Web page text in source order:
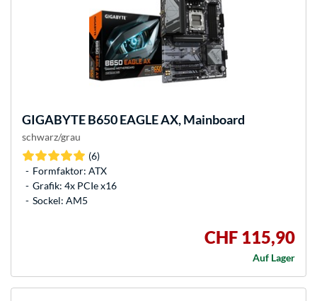
GIGABYTEB650 EAGLE AX, Mainboard
schwarz/grau
(6)
Formfaktor: ATX
Grafik: 4x PCIe x16
Sockel: AM5
CHF 115,90
Auf Lager